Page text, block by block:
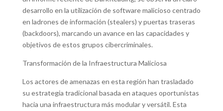
desarrollo en la utilización de software malicioso centrado
en ladrones de información (stealers) y puertas traseras
(backdoors), marcando un avance en las capacidades y
objetivos de estos grupos cibercriminales.
Transformación de la Infraestructura Maliciosa
Los actores de amenazas en esta región han trasladado
su estrategia tradicional basada en ataques oportunistas
hacia una infraestructura más modular y versátil. Esta